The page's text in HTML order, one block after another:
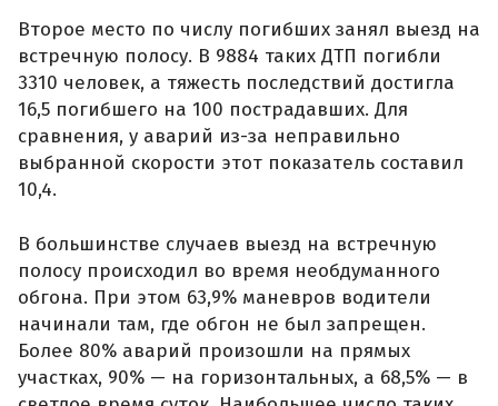
Второе место по числу погибших занял выезд на
встречную полосу. В 9884 таких ДТП погибли
3310 человек, а тяжесть последствий достигла
16,5 погибшего на 100 пострадавших. Для
сравнения, у аварий из-за неправильно
выбранной скорости этот показатель составил
10,4.
В большинстве случаев выезд на встречную
полосу происходил во время необдуманного
обгона. При этом 63,9% маневров водители
начинали там, где обгон не был запрещен.
Более 80% аварий произошли на прямых
участках, 90% — на горизонтальных, а 68,5% — в